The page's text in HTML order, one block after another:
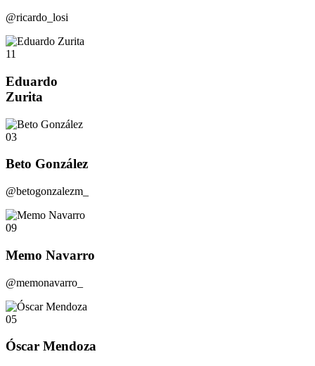
@ricardo_losi
11
Eduardo
Zurita
03
Beto González
@betogonzalezm_
09
Memo Navarro
@memonavarro_
05
Óscar Mendoza